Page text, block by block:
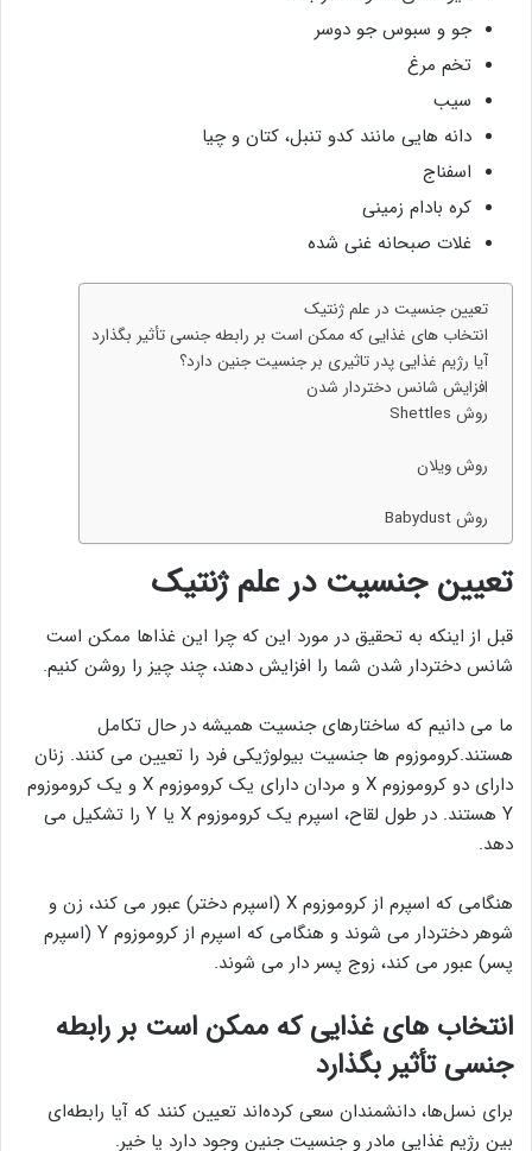
جو و سبوس جو دوسر
تخم مرغ
سیب
دانه هایی مانند کدو تنبل، کتان و چیا
اسفناج
کره بادام زمینی
غلات صبحانه غنی شده
تعیین جنسیت در علم ژنتیک
انتخاب های غذایی که ممکن است بر رابطه جنسی تأثیر بگذارد
آیا رژیم غذایی پدر تاثیری بر جنسیت جنین دارد؟
افزایش شانس دختردار شدن
روش Shettles
روش ویلان
روش Babydust
تعیین جنسیت در علم ژنتیک
قبل از اینکه به تحقیق در مورد این که چرا این غذاها ممکن است
شانس دختردار شدن شما را افزایش دهند، چند چیز را روشن کنیم.
ما می دانیم که ساختارهای جنسیت همیشه در حال تکامل
هستند.کروموزوم ها جنسیت بیولوژیکی فرد را تعیین می کنند. زنان
دارای دو کروموزوم X و مردان دارای یک کروموزوم X و یک کروموزوم
Y هستند. در طول لقاح، اسپرم یک کروموزوم X یا Y را تشکیل می
دهد.
هنگامی که اسپرم از کروموزوم X (اسپرم دختر) عبور می کند، زن و
شوهر دختردار می شوند و هنگامی که اسپرم از کروموزوم Y (اسپرم
پسر) عبور می کند، زوج پسر دار می شوند.
انتخاب های غذایی که ممکن است بر رابطه
جنسی تأثیر بگذارد
برای نسل‌ها، دانشمندان سعی کرده‌اند تعیین کنند که آیا رابطه‌ای
بین رژیم غذایی مادر و جنسیت جنین وجود دارد یا خیر.